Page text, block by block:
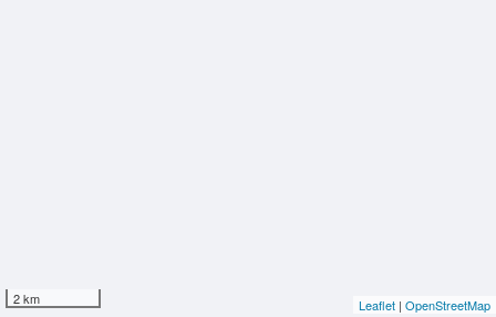
2 km Leaflet | OpenStreetMap